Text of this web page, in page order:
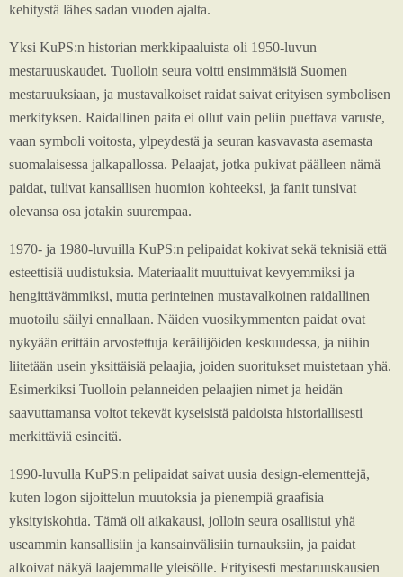
kehitystä lähes sadan vuoden ajalta.
Yksi KuPS:n historian merkkipaaluista oli 1950-luvun
mestaruuskaudet. Tuolloin seura voitti ensimmäisiä Suomen
mestaruuksiaan, ja mustavalkoiset raidat saivat erityisen symbolisen
merkityksen. Raidallinen paita ei ollut vain peliin puettava varuste,
vaan symboli voitosta, ylpeydestä ja seuran kasvavasta asemasta
suomalaisessa jalkapallossa. Pelaajat, jotka pukivat päälleen nämä
paidat, tulivat kansallisen huomion kohteeksi, ja fanit tunsivat
olevansa osa jotakin suurempaa.
1970- ja 1980-luvuilla KuPS:n pelipaidat kokivat sekä teknisiä että
esteettisiä uudistuksia. Materiaalit muuttuivat kevyemmiksi ja
hengittävämmiksi, mutta perinteinen mustavalkoinen raidallinen
muotoilu säilyi ennallaan. Näiden vuosikymmenten paidat ovat
nykyään erittäin arvostettuja keräilijöiden keskuudessa, ja niihin
liitetään usein yksittäisiä pelaajia, joiden suoritukset muistetaan yhä.
Esimerkiksi Tuolloin pelanneiden pelaajien nimet ja heidän
saavuttamansa voitot tekevät kyseisistä paidoista historiallisesti
merkittäviä esineitä.
1990-luvulla KuPS:n pelipaidat saivat uusia design-elementtejä,
kuten logon sijoittelun muutoksia ja pienempiä graafisia
yksityiskohtia. Tämä oli aikakausi, jolloin seura osallistui yhä
useammin kansallisiin ja kansainvälisiin turnauksiin, ja paidat
alkoivat näkyä laajemmalle yleisölle. Erityisesti mestaruuskausien